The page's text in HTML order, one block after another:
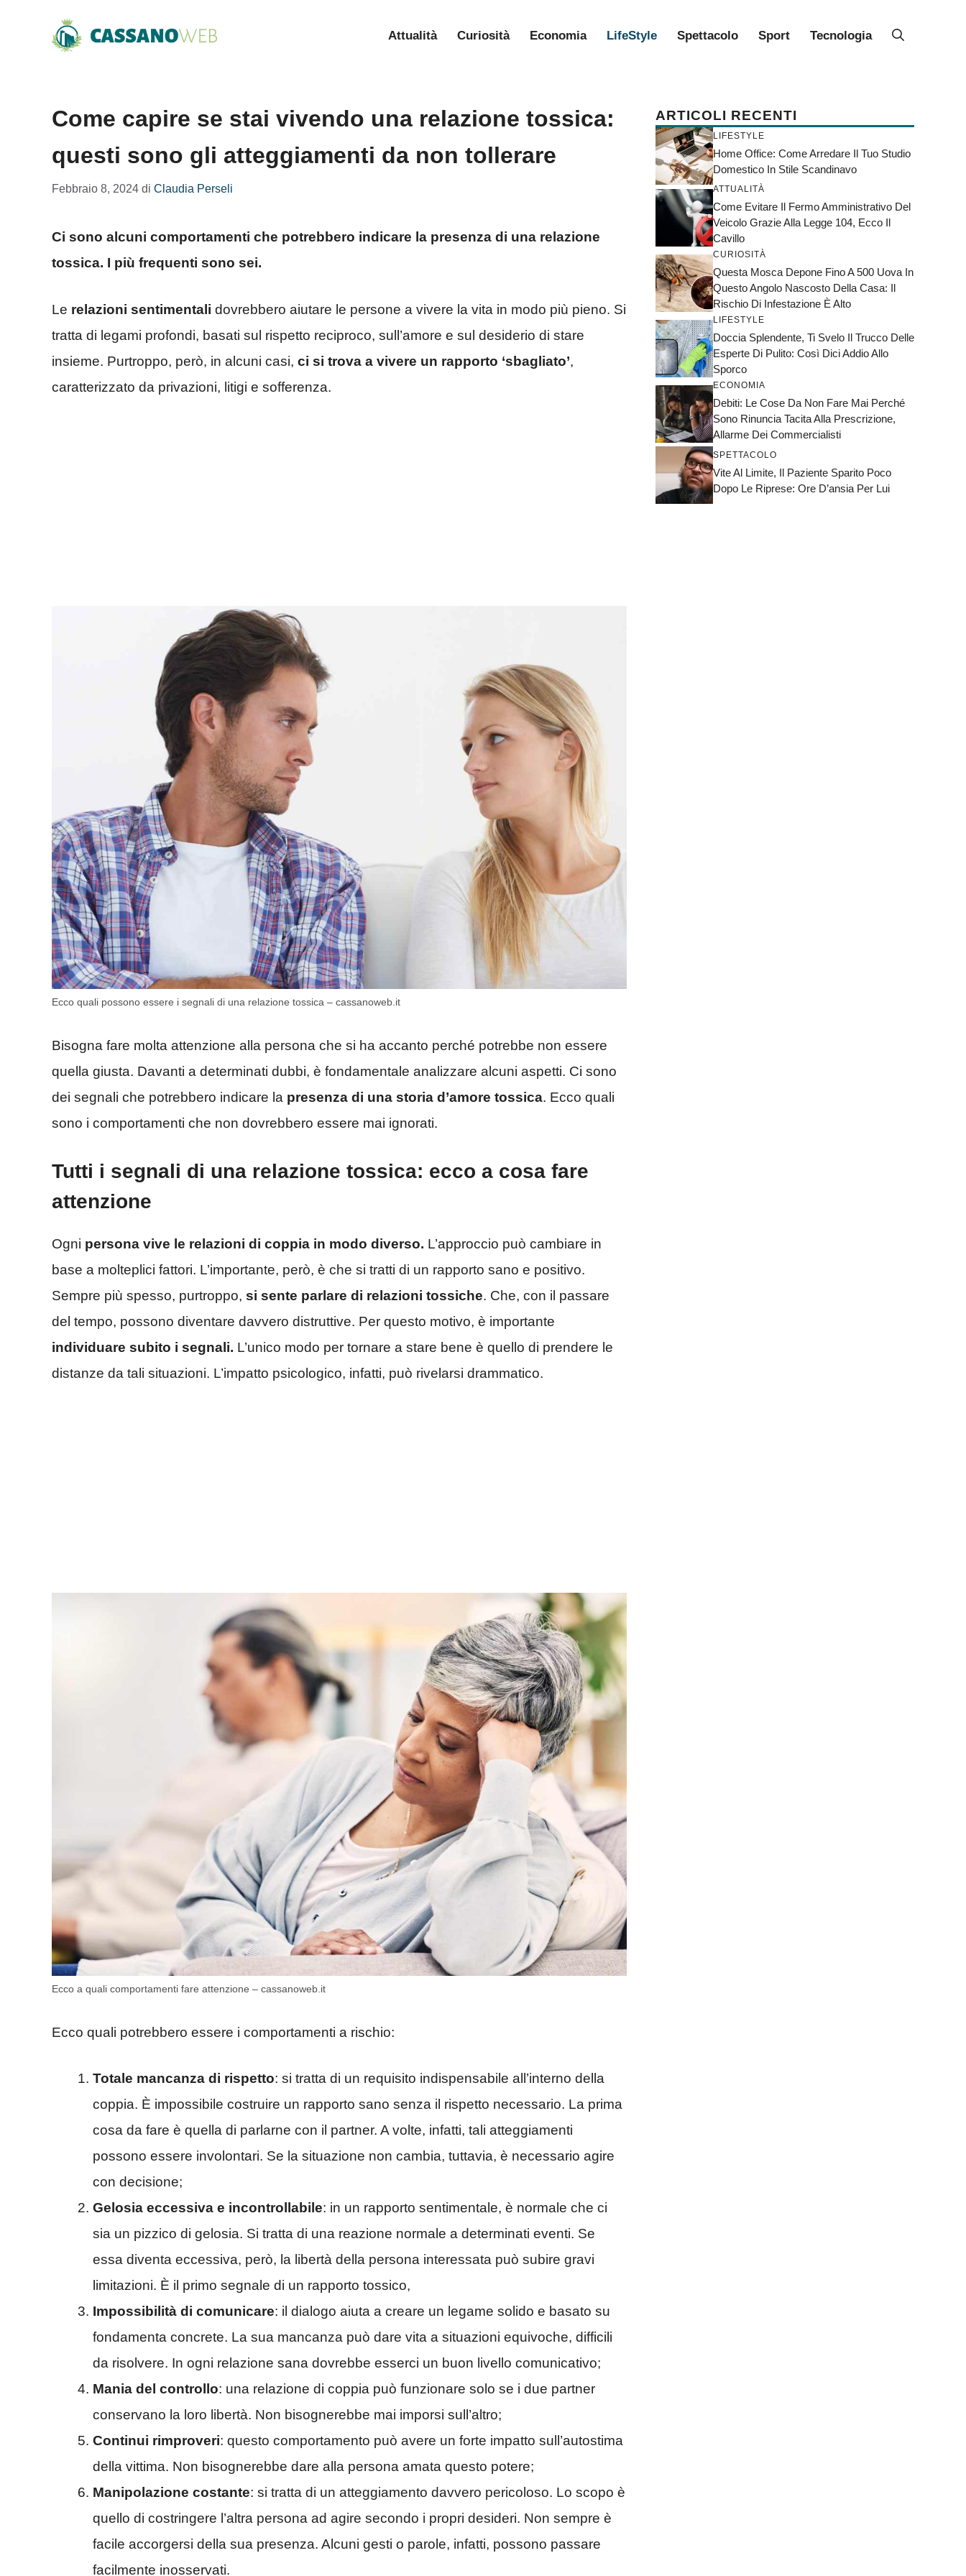
Attualità Curiosità Economia LifeStyle Spettacolo Sport Tecnologia
Come capire se stai vivendo una relazione tossica:
questi sono gli atteggiamenti da non tollerare
Febbraio 8, 2024 di Claudia Perseli
Ci sono alcuni comportamenti che potrebbero indicare la presenza di una relazione
tossica. I più frequenti sono sei.
Le relazioni sentimentali dovrebbero aiutare le persone a vivere la vita in modo più pieno. Si
tratta di legami profondi, basati sul rispetto reciproco, sull’amore e sul desiderio di stare
insieme. Purtroppo, però, in alcuni casi, ci si trova a vivere un rapporto ‘sbagliato’,
caratterizzato da privazioni, litigi e sofferenza.
Ecco quali possono essere i segnali di una relazione tossica – cassanoweb.it
Bisogna fare molta attenzione alla persona che si ha accanto perché potrebbe non essere
quella giusta. Davanti a determinati dubbi, è fondamentale analizzare alcuni aspetti. Ci sono
dei segnali che potrebbero indicare la presenza di una storia d’amore tossica. Ecco quali
sono i comportamenti che non dovrebbero essere mai ignorati.
Tutti i segnali di una relazione tossica: ecco a cosa fare
attenzione
Ogni persona vive le relazioni di coppia in modo diverso. L’approccio può cambiare in
base a molteplici fattori. L’importante, però, è che si tratti di un rapporto sano e positivo.
Sempre più spesso, purtroppo, si sente parlare di relazioni tossiche. Che, con il passare
del tempo, possono diventare davvero distruttive. Per questo motivo, è importante
individuare subito i segnali. L’unico modo per tornare a stare bene è quello di prendere le
distanze da tali situazioni. L’impatto psicologico, infatti, può rivelarsi drammatico.
Ecco a quali comportamenti fare attenzione – cassanoweb.it
Ecco quali potrebbero essere i comportamenti a rischio:
Totale mancanza di rispetto: si tratta di un requisito indispensabile all’interno della
coppia. È impossibile costruire un rapporto sano senza il rispetto necessario. La prima
cosa da fare è quella di parlarne con il partner. A volte, infatti, tali atteggiamenti
possono essere involontari. Se la situazione non cambia, tuttavia, è necessario agire
con decisione;
Gelosia eccessiva e incontrollabile: in un rapporto sentimentale, è normale che ci
sia un pizzico di gelosia. Si tratta di una reazione normale a determinati eventi. Se
essa diventa eccessiva, però, la libertà della persona interessata può subire gravi
limitazioni. È il primo segnale di un rapporto tossico,
Impossibilità di comunicare: il dialogo aiuta a creare un legame solido e basato su
fondamenta concrete. La sua mancanza può dare vita a situazioni equivoche, difficili
da risolvere. In ogni relazione sana dovrebbe esserci un buon livello comunicativo;
Mania del controllo: una relazione di coppia può funzionare solo se i due partner
conservano la loro libertà. Non bisognerebbe mai imporsi sull’altro;
Continui rimproveri: questo comportamento può avere un forte impatto sull’autostima
della vittima. Non bisognerebbe dare alla persona amata questo potere;
Manipolazione costante: si tratta di un atteggiamento davvero pericoloso. Lo scopo è
quello di costringere l’altra persona ad agire secondo i propri desideri. Non sempre è
facile accorgersi della sua presenza. Alcuni gesti o parole, infatti, possono passare
facilmente inosservati.
ARTICOLI RECENTI
LIFESTYLE
Home Office: Come Arredare Il Tuo Studio
Domestico In Stile Scandinavo
ATTUALITÀ
Come Evitare Il Fermo Amministrativo Del
Veicolo Grazie Alla Legge 104, Ecco Il
Cavillo
CURIOSITÀ
Questa Mosca Depone Fino A 500 Uova In
Questo Angolo Nascosto Della Casa: Il
Rischio Di Infestazione È Alto
LIFESTYLE
Doccia Splendente, Ti Svelo Il Trucco Delle
Esperte Di Pulito: Così Dici Addio Allo
Sporco
ECONOMIA
Debiti: Le Cose Da Non Fare Mai Perché
Sono Rinuncia Tacita Alla Prescrizione,
Allarme Dei Commercialisti
SPETTACOLO
Vite Al Limite, Il Paziente Sparito Poco
Dopo Le Riprese: Ore D’ansia Per Lui